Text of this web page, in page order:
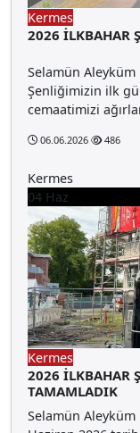
Kermes
2026 İLKBAHAR
Selamün Aleyküm
Şenliğimizin ilk
cemaatimizi
06.06.2026 486
Kermes
04 Haz
Kermes
2026 İLKBAHAR
TAMAMLADIK
Selamün Aleyküm